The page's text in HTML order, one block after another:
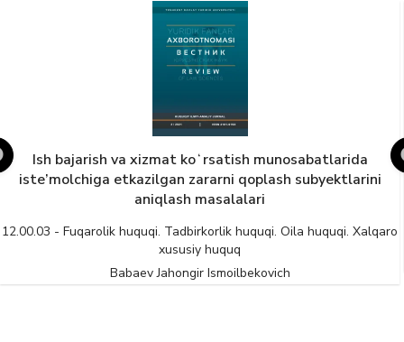
Xalqaro
Ipak qurti pilla xomashyosini tayyorlash va
berishning huquqiy tartibga solinishi
12.00.03 - Fuqarolik huquqi. Tadbirkorlik huquqi. Oila
xususiy huquq
Saidahmedov S M